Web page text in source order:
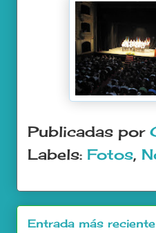
Publicadas por
Labels: Fotos,
Entrada más reciente